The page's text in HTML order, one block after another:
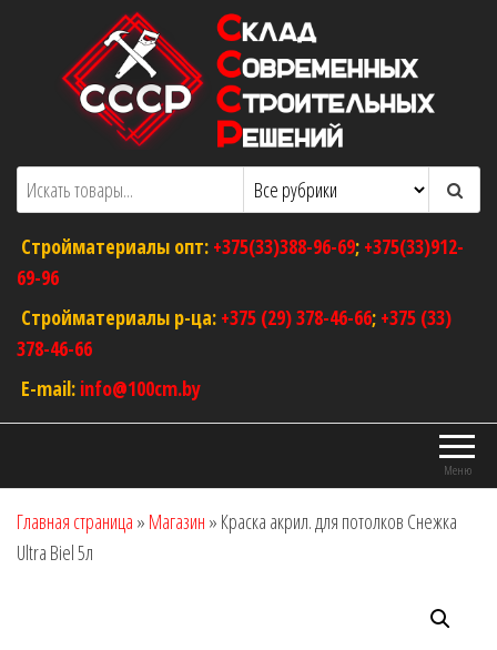
содержимому
ООО "Склад Современных Строительных
Решений"
Оптовый магазин строительных
материалов
Стройматериалы опт: +375(33)388-96-69; +375(33)912-
69-96
Стройматериалы р-ца: +375 (29) 378-46-66; +375 (33)
378-46-66
E-mail: info@100cm.by
Меню
Главная страница » Магазин » Краска акрил. для потолков Снежка
Ultra Biel 5л